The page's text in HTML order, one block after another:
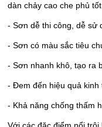
dàn chảy cao che phủ
- Sơn dễ thi công, dễ sử
- Sơn có màu sắc tiêu
- Sơn nhanh khô, tạo ra
- Đem đến hiệu quả kinh
- Khả năng chống thấm